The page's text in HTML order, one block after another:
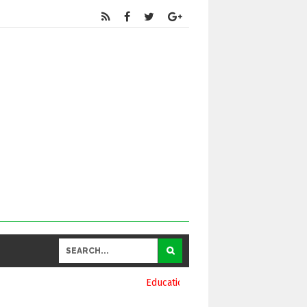
and General Updates కోసం నా వాట్సాప్ నెంబర్